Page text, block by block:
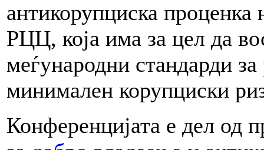
антикорупциска
РЦЦ, која има за цел да
меѓународни стандарди
минимален корупциски
Конференцијата е дел од